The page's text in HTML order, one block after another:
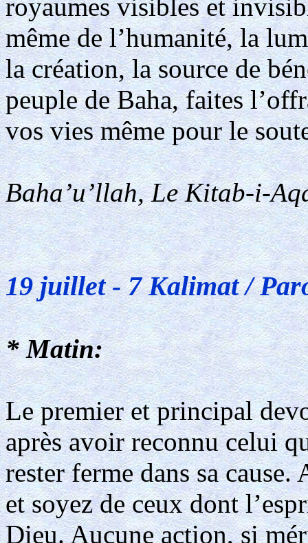
royaumes visibles et
même de l’humanité, la
la création, la source de
peuple de Baha, faites
vos vies même pour le
Baha’u’llah, Le Kitab-i-
19 juillet - 7 Kalimat /
* Matin:
Le premier et principal
après avoir reconnu celui
rester ferme dans sa
et soyez de ceux dont
Dieu. Aucune action, si